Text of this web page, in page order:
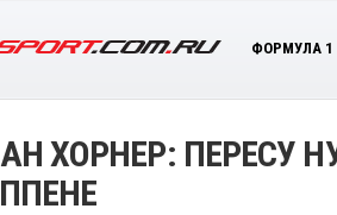
ФОРМУЛА 1
ХОРНЕР: ПЕРЕСУ